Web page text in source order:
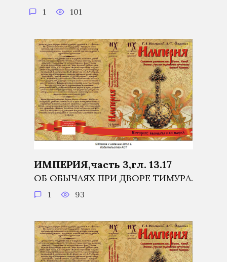
1 101
ИМПЕРИЯ,часть 3,гл. 13.17
ОБ ОБЫЧАЯХ ПРИ ДВОРЕ ТИМУРА.
1 93